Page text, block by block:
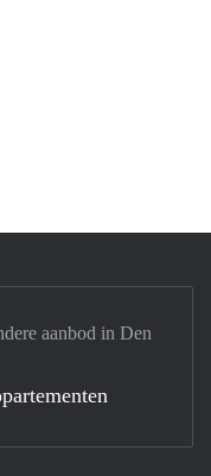
aanbod in Den